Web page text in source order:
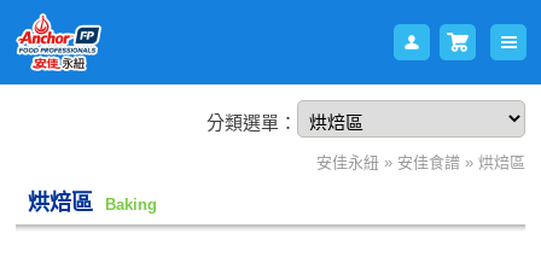
分類選單：
安佳永紐» 安佳食譜» 烘焙區
烘焙區 Baking